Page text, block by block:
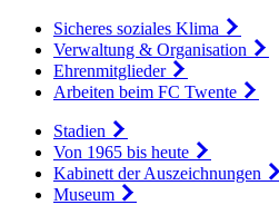
Sicheres soziales Klima
Verwaltung & Organisation
Ehrenmitglieder
Arbeiten beim FC Twente
Stadien
Von 1965 bis heute
Kabinett der Auszeichnungen
Museum